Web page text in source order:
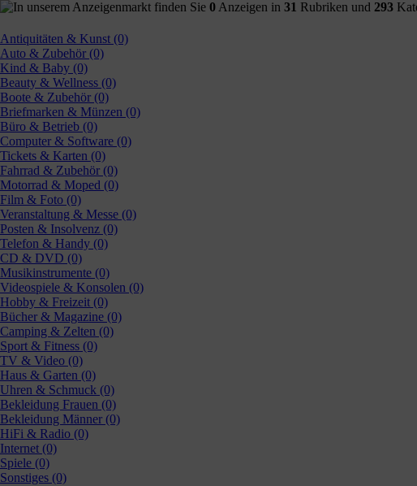
In unserem Anzeigenmarkt finden Sie 0 Anzeigen in 31 Rubriken und 293
Antiquitäten & Kunst (0)
Auto & Zubehör (0)
Kind & Baby (0)
Beauty & Wellness (0)
Boote & Zubehör (0)
Briefmarken & Münzen (0)
Büro & Betrieb (0)
Computer & Software (0)
Tickets & Karten (0)
Fahrrad & Zubehör (0)
Motorrad & Moped (0)
Film & Foto (0)
Veranstaltung & Messe (0)
Posten & Insolvenz (0)
Telefon & Handy (0)
CD & DVD (0)
Musikinstrumente (0)
Videospiele & Konsolen (0)
Hobby & Freizeit (0)
Bücher & Magazine (0)
Camping & Zelten (0)
Sport & Fitness (0)
TV & Video (0)
Haus & Garten (0)
Uhren & Schmuck (0)
Bekleidung Frauen (0)
Bekleidung Männer (0)
HiFi & Radio (0)
Internet (0)
Spiele (0)
Sonstiges (0)